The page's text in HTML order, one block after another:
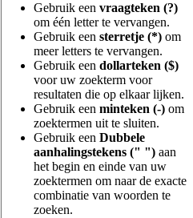
Gebruik een vraagteken (?)
om één letter te vervangen.
Gebruik een sterretje (*) om
meer letters te vervangen.
Gebruik een dollarteken ($)
voor uw zoekterm voor
resultaten die op elkaar lijken.
Gebruik een minteken (-) om
zoektermen uit te sluiten.
Gebruik een Dubbele
aanhalingstekens (" ") aan
het begin en einde van uw
zoektermen om naar de exacte
combinatie van woorden te
zoeken.